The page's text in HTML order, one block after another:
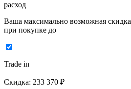
расход
Ваша максимально возможная скидка
при покупке до
Trade in
Скидка: 233 370 ₽